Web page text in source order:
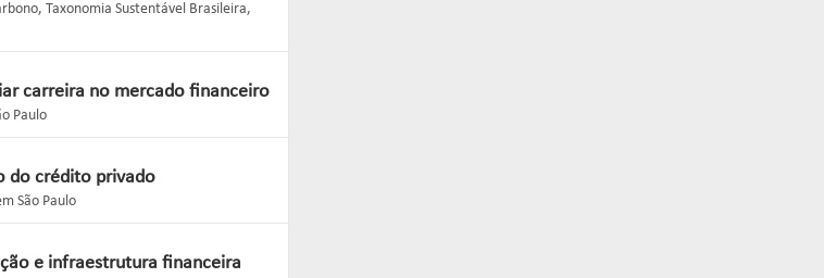
Taxonomia Sustentável Brasileira,
carreira no mercado financeiro
Paulo
do crédito privado
São Paulo
e infraestrutura financeira